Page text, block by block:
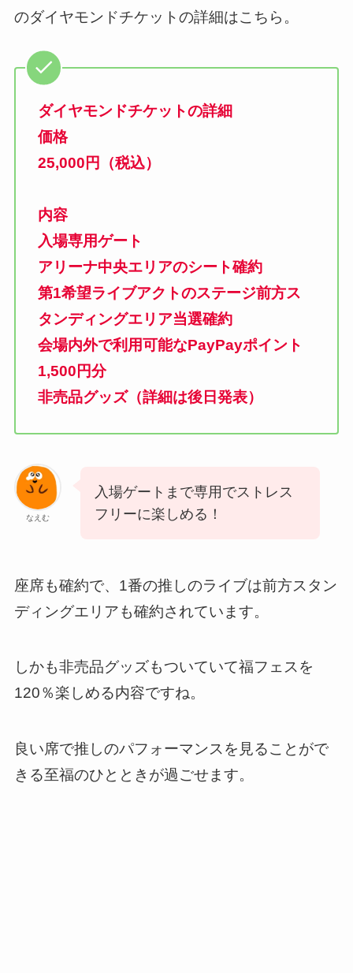
のダイヤモンドチケットの詳細はこちら。
ダイヤモンドチケットの詳細
価格
25,000円（税込）
内容
入場専用ゲート
アリーナ中央エリアのシート確約
第1希望ライブアクトのステージ前方ス
タンディングエリア当選確約
会場内外で利用可能なPayPayポイント
1,500円分
非売品グッズ（詳細は後日発表）
なえむ
入場ゲートまで専用でストレス
フリーに楽しめる！
座席も確約で、1番の推しのライブは前方スタン
ディングエリアも確約されています。
しかも非売品グッズもついていて福フェスを
120％楽しめる内容ですね。
良い席で推しのパフォーマンスを見ることがで
きる至福のひとときが過ごせます。